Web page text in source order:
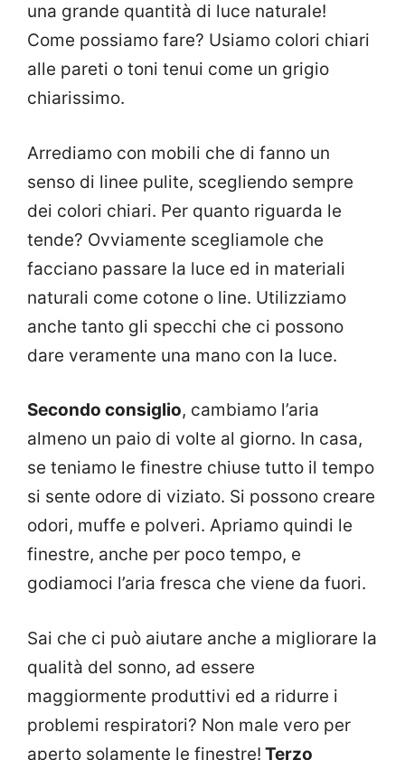
una grande quantità di luce naturale!
Come possiamo fare? Usiamo colori chiari
alle pareti o toni tenui come un grigio
chiarissimo.
Arrediamo con mobili che di fanno un
senso di linee pulite, scegliendo sempre
dei colori chiari. Per quanto riguarda le
tende? Ovviamente scegliamole che
facciano passare la luce ed in materiali
naturali come cotone o line. Utilizziamo
anche tanto gli specchi che ci possono
dare veramente una mano con la luce.
Secondo consiglio, cambiamo l’aria
almeno un paio di volte al giorno. In casa,
se teniamo le finestre chiuse tutto il tempo
si sente odore di viziato. Si possono creare
odori, muffe e polveri. Apriamo quindi le
finestre, anche per poco tempo, e
godiamoci l’aria fresca che viene da fuori.
Sai che ci può aiutare anche a migliorare la
qualità del sonno, ad essere
maggiormente produttivi ed a ridurre i
problemi respiratori? Non male vero per
aperto solamente le finestre! Terzo